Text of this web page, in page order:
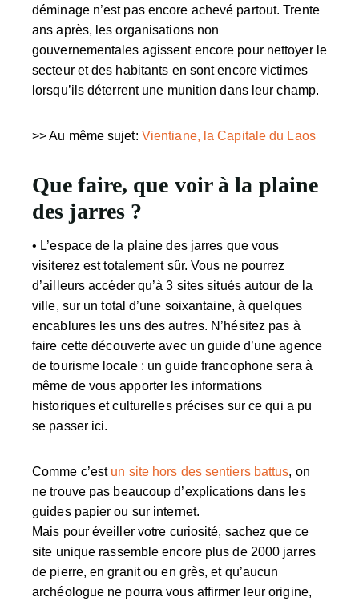
déminage n’est pas encore achevé partout. Trente
ans après, les organisations non
gouvernementales agissent encore pour nettoyer le
secteur et des habitants en sont encore victimes
lorsqu’ils déterrent une munition dans leur champ.
>> Au même sujet: Vientiane, la Capitale du Laos
Que faire, que voir à la plaine
des jarres ?
• L’espace de la plaine des jarres que vous
visiterez est totalement sûr. Vous ne pourrez
d’ailleurs accéder qu’à 3 sites situés autour de la
ville, sur un total d’une soixantaine, à quelques
encablures les uns des autres. N’hésitez pas à
faire cette découverte avec un guide d’uneagence
de tourisme locale: un guide francophone sera à
même de vous apporter les informations
historiques et culturelles précises sur ce qui a pu
se passer ici.
Comme c’est un site hors des sentiers battus, on
ne trouve pas beaucoup d’explications dans les
guides papier ou sur internet.
Mais pour éveiller votre curiosité, sachez que ce
site unique rassemble encore plus de 2000 jarres
de pierre, en granit ou en grès, et qu’aucun
archéologue ne pourra vous affirmer leur origine,